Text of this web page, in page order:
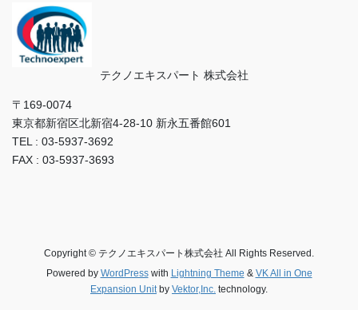
テクノエキスパート 株式会社
〒169‐0074
東京都新宿区北新宿4-28-10 新永五番館601
TEL : 03-5937-3692
FAX : 03-5937-3693
Copyright © テクノエキスパート株式会社 All Rights Reserved.
Powered by WordPresswith Lightning Theme & VK All in One
Expansion Unitby Vektor,Inc. technology.